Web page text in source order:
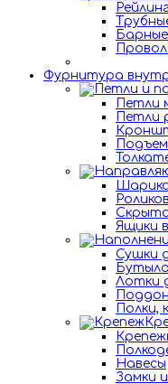
Фурнитура
Петли
Петли
Ящики
Сушки
Лотки
Полки,
Навесы
Замки